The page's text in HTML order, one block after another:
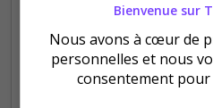
votes
(1)
Bienvenue sur
Nous avons à cœur de
personnelles et nous
consentement pour